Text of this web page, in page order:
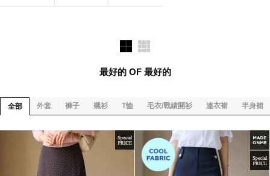
最好的 OF 最好的
全部 外套 褲子 襯衫 T恤 毛衣/戰績開衫 連衣裙 半身裙